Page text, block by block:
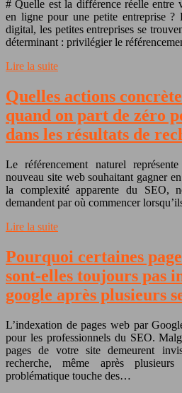
# Quelle est la différence réelle entre
en ligne pour une petite entreprise ?
digital, les petites entreprises se
déterminant : privilégier le
Lire la suite
Quelles actions
quand on part de zéro
dans les résultats de
Le référencement naturel
nouveau site web souhaitant gagner
la complexité apparente du SEO,
demandent par où commencer
Lire la suite
Pourquoi certaines
sont-elles toujours pas
google après plusieurs
L’indexation de pages web par
pour les professionnels du SEO.
pages de votre site demeurent
recherche, même après plusieurs
problématique touche des…